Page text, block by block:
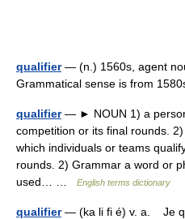
qualifier— (n.) 1560s, agent
Grammatical sense is from
qualifier— ► NOUN 1) a
competition or its final rounds.
which individuals or teams
rounds. 2) Grammar a word or
used… …
English terms dictionary
qualifier— (ka li fi é) v. a. Je